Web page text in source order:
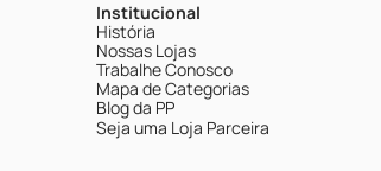
Institucional
História
Nossas Lojas
Trabalhe Conosco
Mapa de Categorias
Blog da PP
Seja uma Loja Parceira